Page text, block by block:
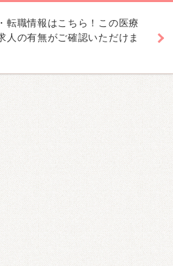
転職情報はこちら！この医療
人の有無がご確認いただけま